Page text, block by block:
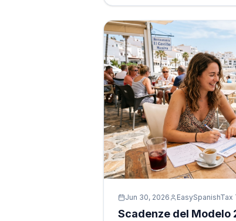
Jun 30, 2026 EasySpanishTax
Scadenze del Modelo